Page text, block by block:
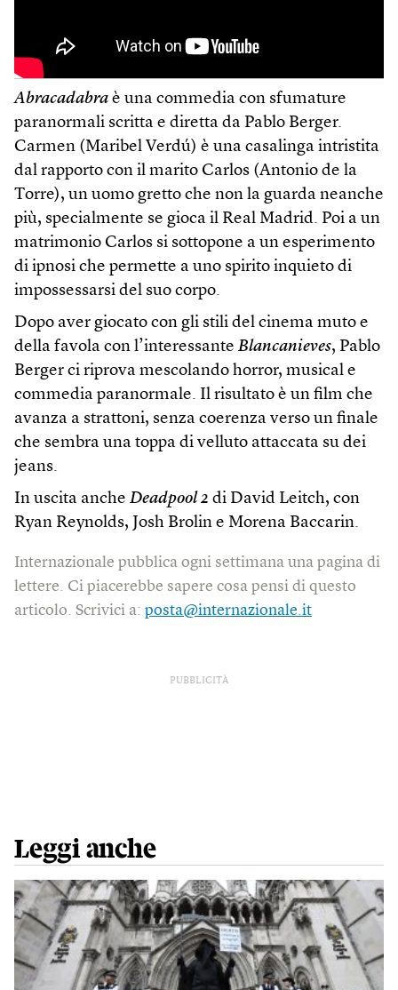
Abracadabra è una commedia con sfumature
paranormali scritta e diretta da Pablo Berger.
Carmen (Maribel Verdú) è una casalinga intristita
dal rapporto con il marito Carlos (Antonio de la
Torre), un uomo gretto che non la guarda neanche
più, specialmente se gioca il Real Madrid. Poi a un
matrimonio Carlos si sottopone a un esperimento
di ipnosi che permette a uno spirito inquieto di
impossessarsi del suo corpo.
Dopo aver giocato con gli stili del cinema muto e
della favola con l’interessante Blancanieves, Pablo
Berger ci riprova mescolando horror, musical e
commedia paranormale. Il risultato è un film che
avanza a strattoni, senza coerenza verso un finale
che sembra una toppa di velluto attaccata su dei
jeans.
In uscita anche Deadpool 2 di David Leitch, con
Ryan Reynolds, Josh Brolin e Morena Baccarin.
Internazionale pubblica ogni settimana una pagina di
lettere. Ci piacerebbe sapere cosa pensi di questo
articolo. Scrivici a: posta@internazionale.it
PUBBLICITÀ
Leggi anche